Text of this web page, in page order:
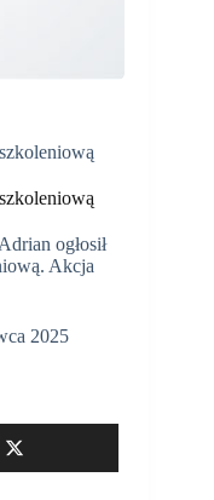
ogłosił
Akcja
2025